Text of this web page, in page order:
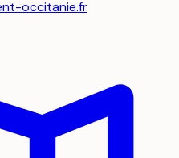
occitanie.fr